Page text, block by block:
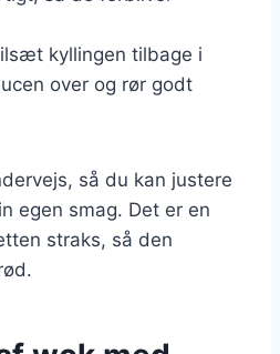
kyllingen tilbage i
over og rør godt
så du kan justere
egen smag. Det er en
straks, så den